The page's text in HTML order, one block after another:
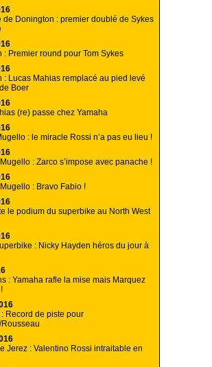
de Donington : premier doublé de Sykes
: Premier round pour Tom Sykes
: Lucas Mahias remplacé au pied levé
Boer
(re) passe chez Yamaha
: le miracle Rossi n’a pas eu lieu !
: Zarco s’impose avec panache !
: Bravo Fabio !
le podium du superbike au North West
: Nicky Hayden héros du jour à
: Yamaha rafle la mise mais Marquez
: Record de piste pour
Jerez : Valentino Rossi intraitable en